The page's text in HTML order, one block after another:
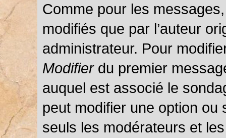
Comme pour les
modifiés que par l’auteur
administrateur. Pour
Modifierdu premier
auquel est associé le
peut modifier une option ou
seuls les modérateurs et